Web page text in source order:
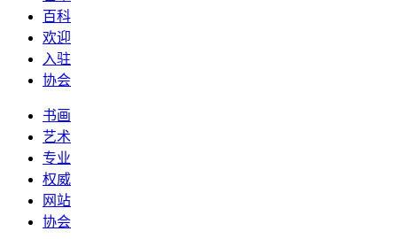
百科
欢迎
入驻
协会
书画
艺术
专业
权威
网站
协会